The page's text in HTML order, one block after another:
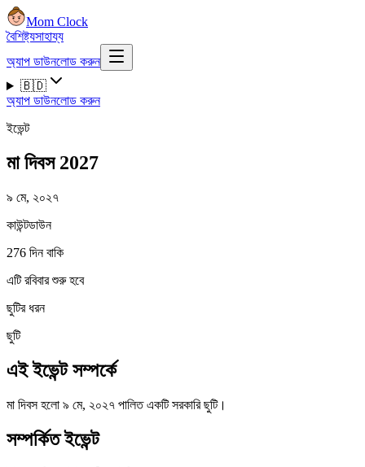
Mom Clock
বৈশিষ্ট্যসাহায্য
অ্যাপ ডাউনলোড করুন
🇧🇩
অ্যাপ ডাউনলোড করুন
ইভেন্ট
মা দিবস 2027
৯ মে, ২০২৭
কাউন্টডাউন
276 দিন বাকি
এটি রবিবার শুরু হবে
ছুটির ধরন
ছুটি
এই ইভেন্ট সম্পর্কে
মা দিবস হলো ৯ মে, ২০২৭ পালিত একটি সরকারি ছুটি।
সম্পর্কিত ইভেন্ট